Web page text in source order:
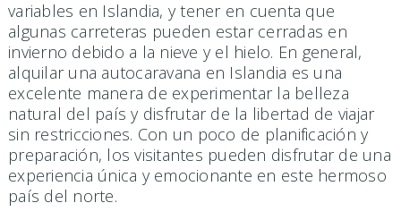
variables en Islandia, y tener en cuenta que
algunas carreteras pueden estar cerradas en
invierno debido a la nieve y el hielo. En general,
alquilar una autocaravana en Islandia es una
excelente manera de experimentar la belleza
natural del país y disfrutar de la libertad de viajar
sin restricciones. Con un poco de planificación y
preparación, los visitantes pueden disfrutar de una
experiencia única y emocionante en este hermoso
país del norte.